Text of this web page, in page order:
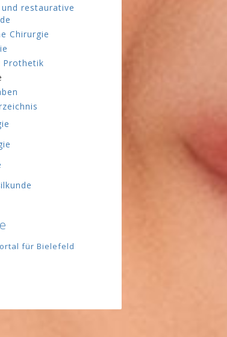
restaurative
Chirurgie
Prothetik
für Bielefeld